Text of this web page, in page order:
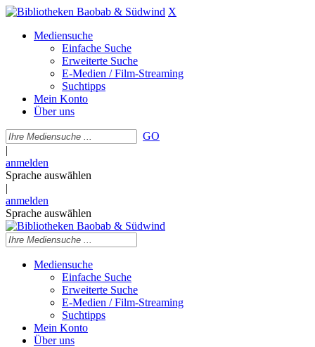
X
Mediensuche
Einfache Suche
Erweiterte Suche
E-Medien / Film-Streaming
Suchtipps
Mein Konto
Über uns
GO
|
anmelden
Sprache auswählen
|
anmelden
Sprache auswählen
Mediensuche
Einfache Suche
Erweiterte Suche
E-Medien / Film-Streaming
Suchtipps
Mein Konto
Über uns